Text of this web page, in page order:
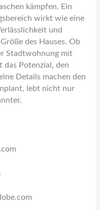
kämpfen. Ein
wirkt wie eine
und
des Hauses. Ob
Stadtwohnung mit
das Potenzial, den
Details machen den
lebt nicht nur